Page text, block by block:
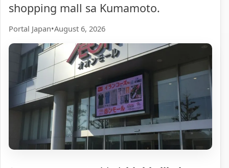
shopping mall sa Kumamoto.
Portal Japan•August 6, 2026